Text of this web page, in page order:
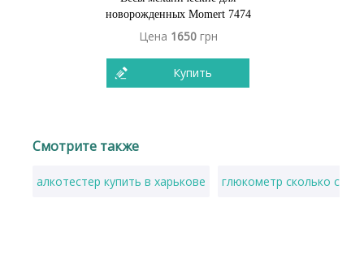
новорожденных Momert 7474
Цена 1650грн
Купить
Смотрите также
алкотестер купить в харькове глюкометр сколько